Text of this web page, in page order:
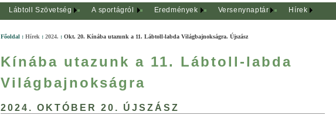
Lábtoll Szövetség A sportágról Eredmények Versenynaptár
Hírek
Főoldal: Hírek : 2024. : Okt. 20. Kínába utazunk a 11. Lábtoll-labda Világbajnokságra. Újszász
Kínába utazunk a 11. Lábtoll-labda
Világbajnokságra
2024. OKTÓBER 20. ÚJSZÁSZ